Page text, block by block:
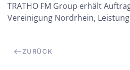
TRATHO FM Group erhält
Vereinigung Nordrhein,
ZURÜCK